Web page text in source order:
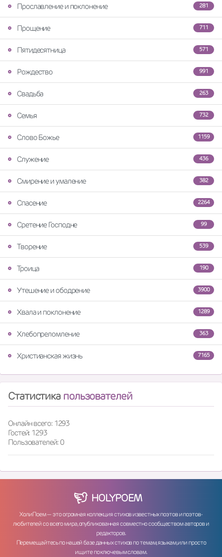
281
Прославление и поклонение
711
Прощение
571
Пятидесятница
991
Рождество
263
Свадьба
732
Семья
1159
Слово Божье
436
Служение
382
Смирение и умаление
2264
Спасение
99
Сретение Господне
539
Творение
190
Троица
3900
Утешение и ободрение
1289
Хвала и поклонение
363
Хлебопреломление
7165
Христианская жизнь
Статистика пользователей
Онлайн всего: 1293
Гостей: 1293
Пользователей: 0
HOLYPOEM
ХолиПоем — это огромная коллекция стихов известных поэтов и поэтов-
любителей со всего мира, опубликованная совместно сообществом авторов и
редакторов.
Перемещайтесь по нашей базе данных стихов по темам, языкам, или просто
ищите по ключевым словам.